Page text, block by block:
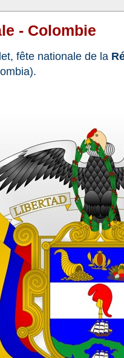
- Colombie
fête nationale de la